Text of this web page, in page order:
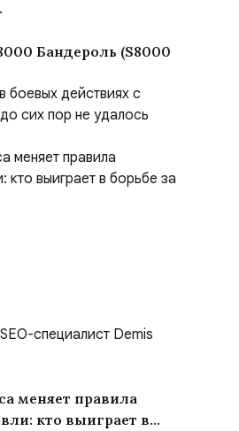
Бандероль (S8000
боевых действиях с
сих пор не удалось
специалист Demis
меняет правила
кто выиграет в